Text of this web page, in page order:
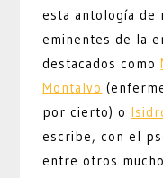
esta antología de
eminentes de la
destacados como
Montalvo
por cierto) o
escribe, con el
entre otros